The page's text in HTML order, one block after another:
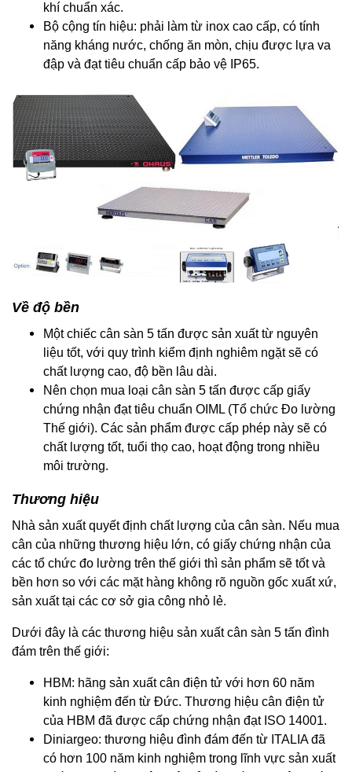
khí chuẩn xác.
Bộ cộng tín hiệu: phải làm từ inox cao cấp, có tính
năng kháng nước, chống ăn mòn, chịu được lựa va
đập và đạt tiêu chuẩn cấp bảo vệ IP65.
Về độ bền
Một chiếc cân sàn 5 tấn được sản xuất từ nguyên
liệu tốt, với quy trình kiểm định nghiêm ngặt sẽ có
chất lượng cao, độ bền lâu dài.
Nên chọn mua loại cân sàn 5 tấn được cấp giấy
chứng nhận đạt tiêu chuẩn OIML (Tổ chức Đo lường
Thế giới). Các sản phẩm được cấp phép này sẽ có
chất lượng tốt, tuổi thọ cao, hoạt động trong nhiều
môi trường.
Thương hiệu
Nhà sản xuất quyết định chất lượng của cân sàn. Nếu mua
cân của những thương hiệu lớn, có giấy chứng nhận của
các tổ chức đo lường trên thế giới thì sản phẩm sẽ tốt và
bền hơn so với các mặt hàng không rõ nguồn gốc xuất xứ,
sản xuất tại các cơ sở gia công nhỏ lẻ.
Dưới đây là các thương hiệu sản xuất cân sàn 5 tấn đình
đám trên thế giới:
HBM: hãng sản xuất cân điện tử với hơn 60 năm
kinh nghiệm đến từ Đức. Thương hiệu cân điện tử
của HBM đã được cấp chứng nhận đạt ISO 14001.
Diniargeo: thương hiệu đình đám đến từ ITALIA đã
có hơn 100 năm kinh nghiệm trong lĩnh vực sản xuất